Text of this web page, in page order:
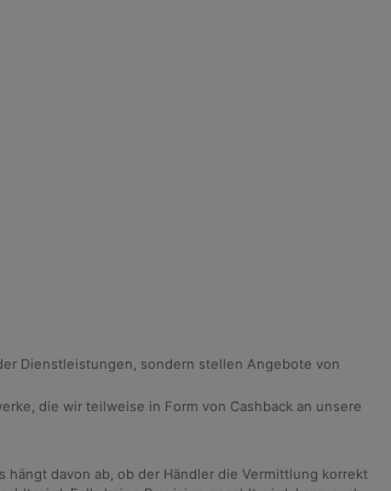
Dienstleistungen, sondern stellen Angebote von
die wir teilweise in Form von Cashback an unsere
davon ab, ob der Händler die Vermittlung korrekt